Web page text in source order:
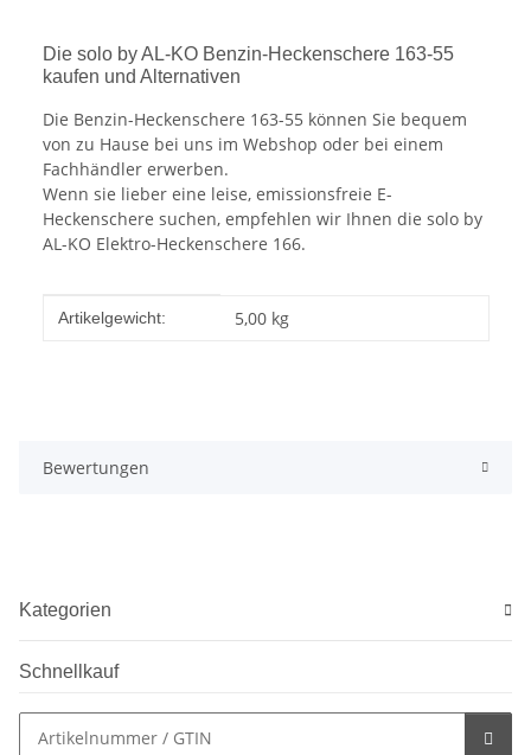
Die solo by AL-KO Benzin-Heckenschere 163-55
kaufen und Alternativen
Die Benzin-Heckenschere 163-55 können Sie bequem
von zu Hause bei uns im Webshop oder bei einem
Fachhändler erwerben.
Wenn sie lieber eine leise, emissionsfreie E-
Heckenschere suchen, empfehlen wir Ihnen die solo by
AL-KO Elektro-Heckenschere 166.
Produkteigenschaft
Wert
Artikelgewicht: 5,00 kg
Bewertungen
Kategorien
Schnellkauf